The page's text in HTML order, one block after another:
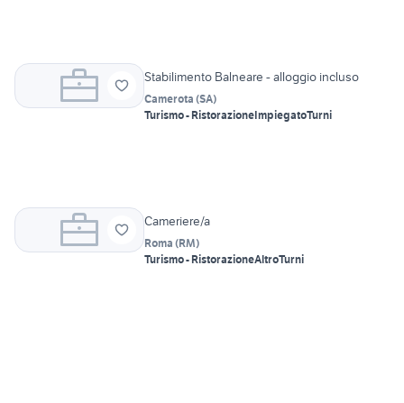
Stabilimento Balneare - alloggio incluso
Camerota (SA)
Turismo - RistorazioneImpiegatoTurni
Cameriere/a
Roma (RM)
Turismo - RistorazioneAltroTurni